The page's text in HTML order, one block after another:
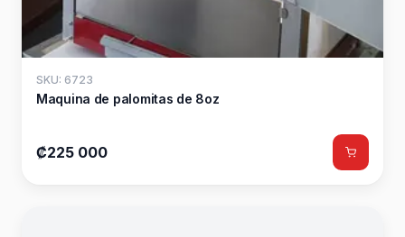
SKU: 6723
Maquina de palomitas de 8oz
₡225 000